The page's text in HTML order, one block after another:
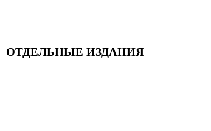
ОТДЕЛЬНЫЕ ИЗДАНИЯ